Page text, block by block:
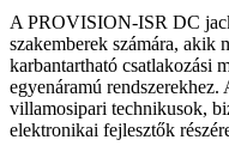
A PROVISION-ISR DC
szakemberek számára, akik
karbantartható csatlakozási
egyenáramú
villamosipari technikusok,
elektronikai fejlesztők